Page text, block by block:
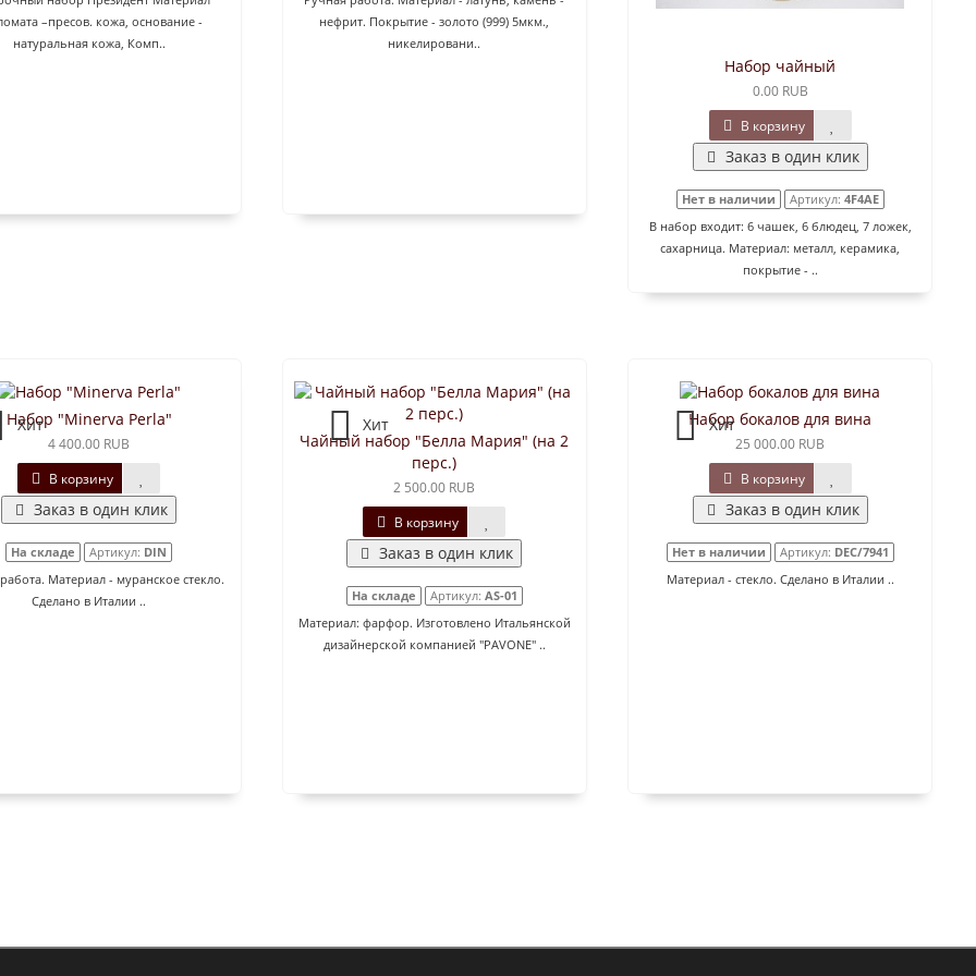
–пресов. кожа, основание -
натуральная кожа, Комп..
нефрит. Покрытие - золото (999) 5мкм.,
никелировани..
Набор чайный
0.00 RUB
В корзину
Заказ в один клик
Нет в наличии Артикул: 4F4AE
В набор входит: 6 чашек, 6 блюдец, 7 ложек,
сахарница. Материал: металл, керамика,
покрытие - ..
Хит
Набор "Minerva Perla"
4 400.00 RUB
В корзину
Заказ в один клик
На складе Артикул: DIN
Материал - муранское стекло.
Сделано в Италии ..
Хит
Чайный набор "Белла Мария" (на 2
перс.)
2 500.00 RUB
В корзину
Заказ в один клик
На складе Артикул: AS-01
Материал: фарфор. Изготовлено Итальянской
дизайнерской компанией "PAVONE" ..
Хит
Набор бокалов для вина
25 000.00 RUB
В корзину
Заказ в один клик
Нет в наличии Артикул: DEC/7941
Материал - стекло. Сделано в Италии ..